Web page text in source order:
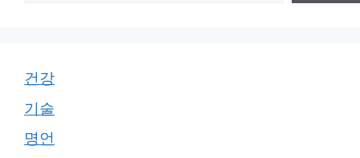
건강
기술
명언